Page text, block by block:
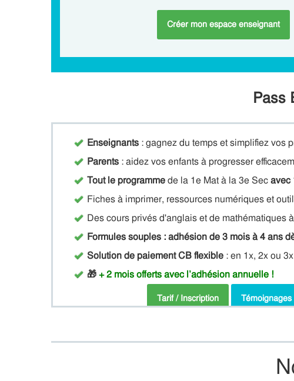
Créer mon espace enseignant
Pass
Enseignants : gagnez du temps et simplifiez vos
Parents : aidez vos enfants à progresser
Tout le programmede la 1e Mat à la 3e Secavec
Fiches à imprimer, ressources numériques et
Des cours privés d'anglais et de mathématiques
Formules souples : adhésion de 3 mois à 4 ans
Solution de paiement CB flexible : en 1x, 2x ou
🎁+ 2 mois offerts avec l’adhésion annuelle !
Tarif / Inscription Témoignages